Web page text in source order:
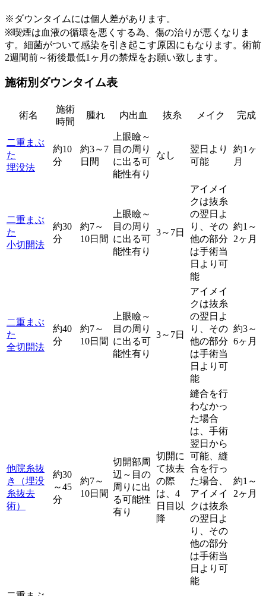
※ダウンタイムには個人差があります。
※喫煙は血液の循環を悪くする為、傷の治りが悪くなりま
す。細菌がついて感染を引き起こす原因にもなります。術前
2週間前～術後最低1ヶ月の禁煙をお願い致します。
施術別ダウンタイム表
術名
施術
時間
腫れ 内出血 抜糸 メイク 完成
二重まぶ
た
埋没法
約10
分
約3～7
日間
上眼瞼～
目の周り
に出る可
能性有り
なし
翌日より
可能
約1ヶ
月
二重まぶ
た
小切開法
約30
分
約7～
10日間
上眼瞼～
目の周り
に出る可
能性有り
3～7日
アイメイ
クは抜糸
の翌日よ
り、その
他の部分
は手術当
日より可
能
約1～
2ヶ月
二重まぶ
た
全切開法
約40
分
約7～
10日間
上眼瞼～
目の周り
に出る可
能性有り
3～7日
アイメイ
クは抜糸
の翌日よ
り、その
他の部分
は手術当
日より可
能
約3～
6ヶ月
他院糸抜
き（埋没
糸抜去
術）
約30
～45
分
約7～
10日間
切開部周
辺～目の
周りに出
る可能性
有り
切開に
て抜去
の際
は、4
日目以
降
縫合を行
わなかっ
た場合
は、手術
翌日から
可能、縫
合を行っ
た場合、
アイメイ
クは抜糸
の翌日よ
り、その
他の部分
は手術当
日より可
能
約1～
2ヶ月